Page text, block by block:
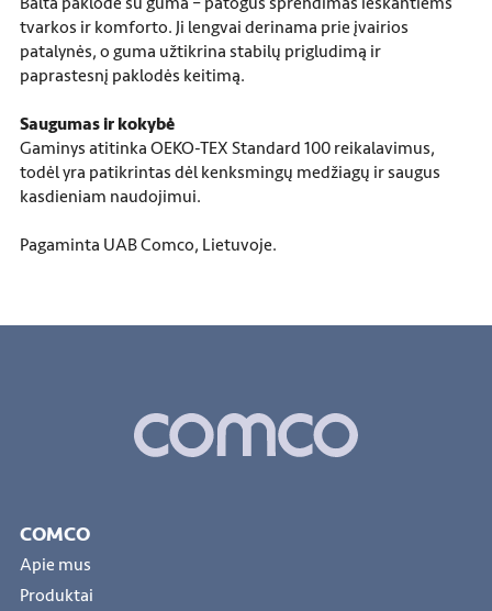
tvarkos ir komforto. Ji lengvai derinama prie įvairios
patalynės, o guma užtikrina stabilų prigludimą ir
paprastesnį paklodės keitimą.
Saugumas ir kokybė
Gaminys atitinka OEKO-TEX Standard 100 reikalavimus,
todėl yra patikrintas dėl kenksmingų medžiagų ir saugus
kasdieniam naudojimui.
Pagaminta UAB Comco, Lietuvoje.
COMCO
Apie mus
Produktai